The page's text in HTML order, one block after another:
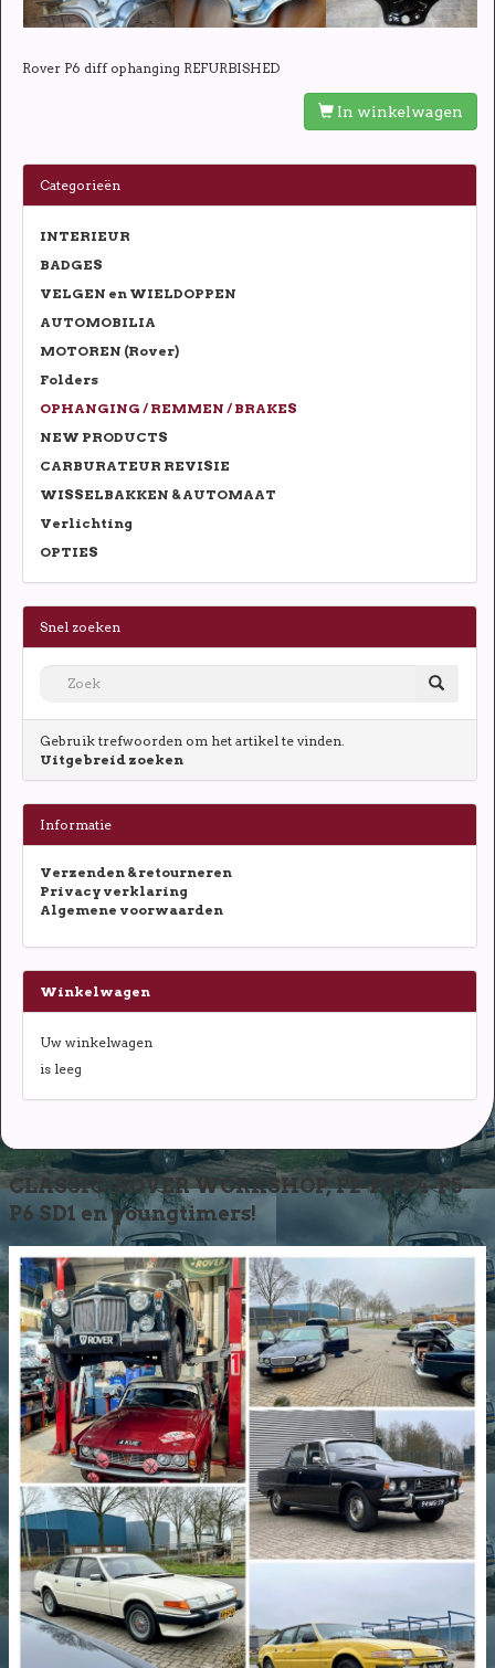
Rover P6 diff ophanging REFURBISHED
In winkelwagen
Categorieën
INTERIEUR
BADGES
VELGEN en WIELDOPPEN
AUTOMOBILIA
MOTOREN (Rover)
Folders
OPHANGING / REMMEN / BRAKES
NEW PRODUCTS
CARBURATEUR REVISIE
WISSELBAKKEN & AUTOMAAT
Verlichting
OPTIES
Snel zoeken
Gebruik trefwoorden om het artikel te vinden.
Uitgebreid zoeken
Informatie
Verzenden & retourneren
Privacy verklaring
Algemene voorwaarden
Winkelwagen
Uw winkelwagen
is leeg
CLASSIC-ROVER WORKSHOP, P2-P3-P4-P5-
P6 SD1 en youngtimers!